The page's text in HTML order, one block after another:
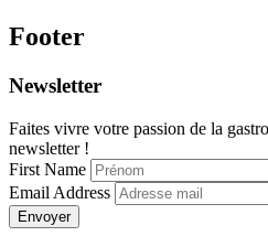
Footer
Newsletter
Faites vivre votre passion de la
newsletter !
First Name
Email Address
Envoyer